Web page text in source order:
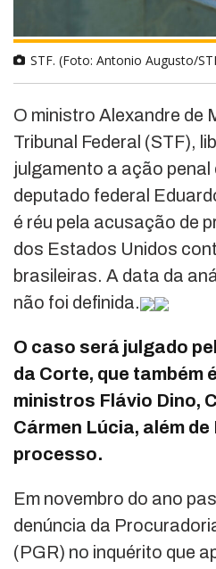
STF. (Foto: Antonio Augusto/
O ministro Alexandre de
Tribunal Federal (STF),
julgamento a ação penal
deputado federal
é réu pela acusação de
dos Estados Unidos
brasileiras. A data da
não foi definida.
O caso será julgado
da Corte, que também
ministros Flávio Dino,
Cármen Lúcia, além
processo.
Em novembro do ano
denúncia da
(PGR) no inquérito que